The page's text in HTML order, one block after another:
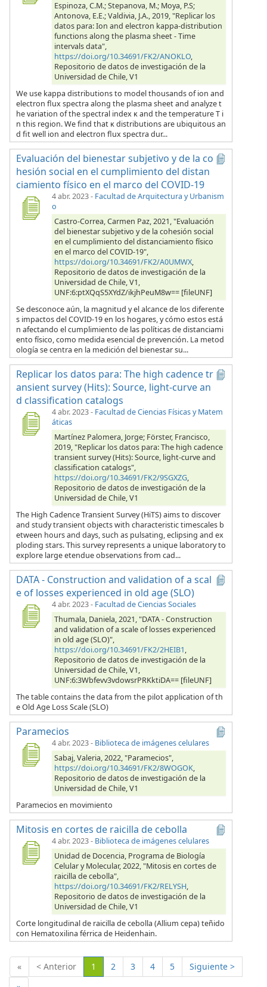
Espinoza, C.M.; Stepanova, M.; Moya, P.S;
Antonova, E.E.; Valdivia, J.A., 2019, "Replicar los
datos para: Ion and electron kappa-distribution
functions along the plasma sheet - Time
intervals data",
https://doi.org/10.34691/FK2/ANOKLO,
Repositorio de datos de investigación de la
Universidad de Chile, V1
We use kappa distributions to model thousands of ion and
electron flux spectra along the plasma sheet and analyze t
he variation of the spectral index κ and the temperature T i
n this region. We find that κ distributions are ubiquitous an
d fit well ion and electron flux spectra dur...
Evaluación del bienestar subjetivo y de la co
hesión social en el cumplimiento del distan
ciamiento físico en el marco del COVID-19
4 abr. 2023- Facultad de Arquitectura y Urbanism
o
Castro-Correa, Carmen Paz, 2021, "Evaluación
del bienestar subjetivo y de la cohesión social
en el cumplimiento del distanciamiento físico
en el marco del COVID-19",
https://doi.org/10.34691/FK2/A0UMWX,
Repositorio de datos de investigación de la
Universidad de Chile, V1,
UNF:6:ptXQqS5XYdZ/ikjhPeuM8w== [fileUNF]
Se desconoce aún, la magnitud y el alcance de los diferente
s impactos del COVID-19 en los hogares, y cómo estos está
n afectando el cumplimiento de las políticas de distanciami
ento físico, como medida esencial de prevención. La metod
ología se centra en la medición del bienestar su...
Replicar los datos para: The high cadence tr
ansient survey (Hits): Source, light-curve an
d classification catalogs
4 abr. 2023- Facultad de Ciencias Físicas y Matem
áticas
Martínez Palomera, Jorge; Förster, Francisco,
2019, "Replicar los datos para: The high cadence
transient survey (Hits): Source, light-curve and
classification catalogs",
https://doi.org/10.34691/FK2/9SGXZG,
Repositorio de datos de investigación de la
Universidad de Chile, V1
The High Cadence Transient Survey (HiTS) aims to discover
and study transient objects with characteristic timescales b
etween hours and days, such as pulsating, eclipsing and ex
ploding stars. This survey represents a unique laboratory to
explore large etendue observations from cad...
DATA - Construction and validation of a scal
e of losses experienced in old age (SLO)
4 abr. 2023- Facultad de Ciencias Sociales
Thumala, Daniela, 2021, "DATA - Construction
and validation of a scale of losses experienced
in old age (SLO)",
https://doi.org/10.34691/FK2/2HEIB1,
Repositorio de datos de investigación de la
Universidad de Chile, V1,
UNF:6:3Wbfevv3vdowsrPRKktiDA== [fileUNF]
The table contains the data from the pilot application of th
e Old Age Loss Scale (SLO)
Paramecios
4 abr. 2023- Biblioteca de imágenes celulares
Sabaj, Valeria, 2022, "Paramecios",
https://doi.org/10.34691/FK2/8WOGOK,
Repositorio de datos de investigación de la
Universidad de Chile, V1
Paramecios en movimiento
Mitosis en cortes de raicilla de cebolla
4 abr. 2023- Biblioteca de imágenes celulares
Unidad de Docencia, Programa de Biología
Celular y Molecular, 2022, "Mitosis en cortes de
raicilla de cebolla",
https://doi.org/10.34691/FK2/RELYSH,
Repositorio de datos de investigación de la
Universidad de Chile, V1
Corte longitudinal de raicilla de cebolla (Allium cepa) teñido
con Hematoxilina férrica de Heidenhain.
« < Anterior 1 (Actual)
2 3 4 5
Siguiente >